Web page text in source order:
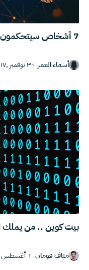
7 أشخاص سيتحكمون في أموالك الرقمية في المستقبل
أسماء العمر ٣٠ نوفمبر ,٢٠١٧
بيت كوين .. من يملك
مناف قومان ٦ أغسطس ,٢٠١٦